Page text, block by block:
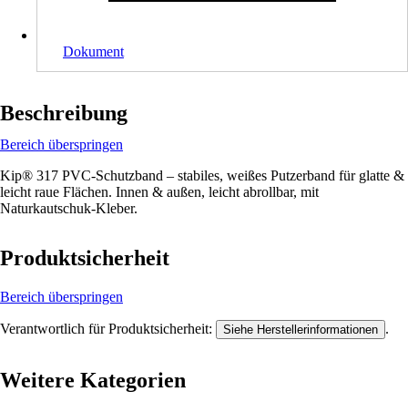
Dokument
Beschreibung
Bereich überspringen
Kip® 317 PVC-Schutzband – stabiles, weißes Putzerband für glatte &
leicht raue Flächen. Innen & außen, leicht abrollbar, mit
Naturkautschuk-Kleber.
Produktsicherheit
Bereich überspringen
Verantwortlich für Produktsicherheit: Siehe Herstellerinformationen .
Weitere Kategorien